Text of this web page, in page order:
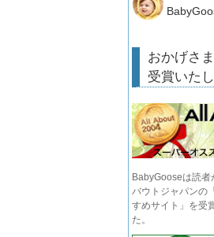
おかげさ
受賞いた
BabyGooseは読者
バウトジャパンの
すめサイト」を受
た。